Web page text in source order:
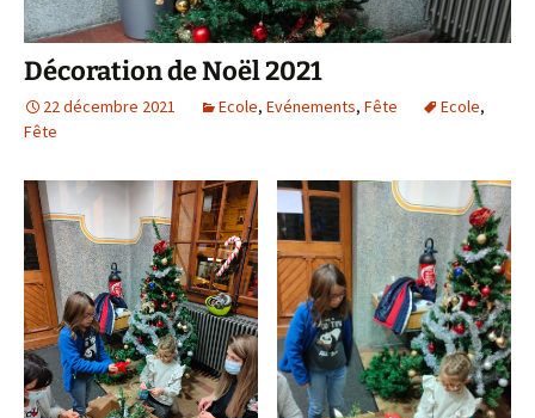
Décoration de Noël 2021
22 décembre 2021 Ecole, Evénements, Fête Ecole,
Fête